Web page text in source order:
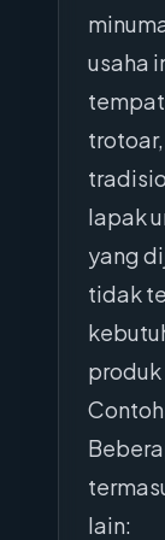
usaha
lapak
yang
tidak
produk
Contoh
lain: